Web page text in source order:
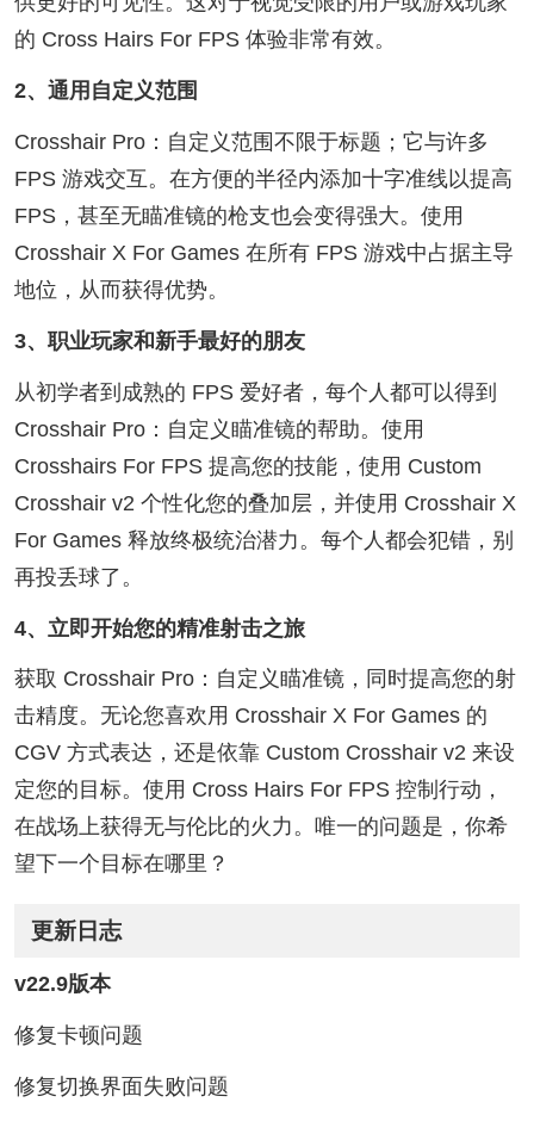
的 Cross Hairs For FPS 体验非常有效。
2、通用自定义范围
Crosshair Pro：自定义范围不限于标题；它与许多
FPS 游戏交互。在方便的半径内添加十字准线以提高
FPS，甚至无瞄准镜的枪支也会变得强大。使用
Crosshair X For Games 在所有 FPS 游戏中占据主导
地位，从而获得优势。
3、职业玩家和新手最好的朋友
从初学者到成熟的 FPS 爱好者，每个人都可以得到
Crosshair Pro：自定义瞄准镜的帮助。使用
Crosshairs For FPS 提高您的技能，使用 Custom
Crosshair v2 个性化您的叠加层，并使用 Crosshair X
For Games 释放终极统治潜力。每个人都会犯错，别
再投丢球了。
4、立即开始您的精准射击之旅
获取 Crosshair Pro：自定义瞄准镜，同时提高您的射
击精度。无论您喜欢用 Crosshair X For Games 的
CGV 方式表达，还是依靠 Custom Crosshair v2 来设
定您的目标。使用 Cross Hairs For FPS 控制行动，
在战场上获得无与伦比的火力。唯一的问题是，你希
望下一个目标在哪里？
更新日志
v22.9版本
修复卡顿问题
修复切换界面失败问题